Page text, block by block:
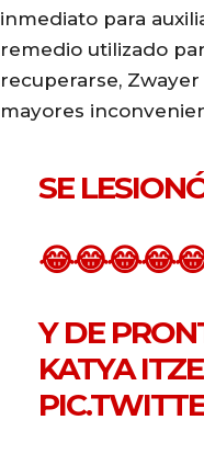
inmediato para
remedio utilizado
recuperarse,
mayores
SE
Y DE
KATYA